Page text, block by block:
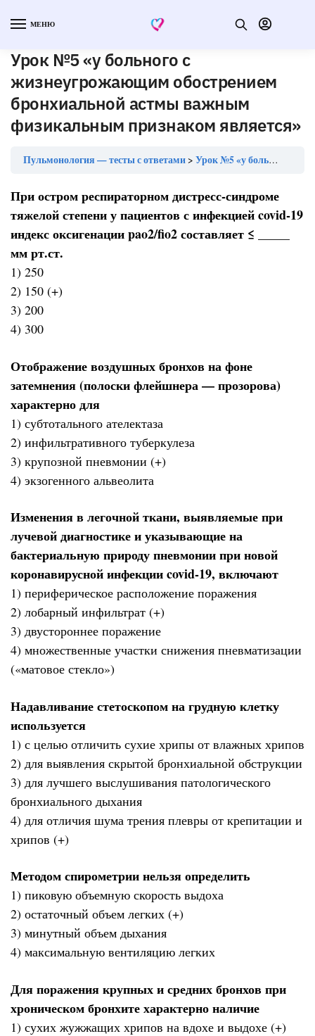
МЕНЮ
Урок №5 «у больного с
жизнеугрожающим обострением
бронхиальной астмы важным
физикальным признаком является»
Пульмонология — тесты с ответами Урок №5 «у больного с жизнеугрожающим обострением бронхиальной астмы важным физикальным признаком является»
При остром респираторном дистресс-синдроме
тяжелой степени у пациентов с инфекцией covid-19
индекс оксигенации pao2/fio2 составляет ≤ _____
мм рт.ст.
1) 250
2) 150 (+)
3) 200
4) 300
Отображение воздушных бронхов на фоне
затемнения (полоски флейшнера — прозорова)
характерно для
1) субтотального ателектаза
2) инфильтративного туберкулеза
3) крупозной пневмонии (+)
4) экзогенного альвеолита
Изменения в легочной ткани, выявляемые при
лучевой диагностике и указывающие на
бактериальную природу пневмонии при новой
коронавирусной инфекции covid-19, включают
1) периферическое расположение поражения
2) лобарный инфильтрат (+)
3) двустороннее поражение
4) множественные участки снижения пневматизации
(«матовое стекло»)
Надавливание стетоскопом на грудную клетку
используется
1) с целью отличить сухие хрипы от влажных хрипов
2) для выявления скрытой бронхиальной обструкции
3) для лучшего выслушивания патологического
бронхиального дыхания
4) для отличия шума трения плевры от крепитации и
хрипов (+)
Методом спирометрии нельзя определить
1) пиковую объемную скорость выдоха
2) остаточный объем легких (+)
3) минутный объем дыхания
4) максимальную вентиляцию легких
Для поражения крупных и средних бронхов при
хроническом бронхите характерно наличие
1) сухих жужжащих хрипов на вдохе и выдохе (+)